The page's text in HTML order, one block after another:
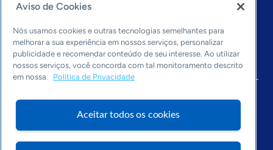
Economia & Política
Inovação & Tecnologia
Cultura empreendedora
Dados
Arquivo
Aviso de Cookies
Nós usamos cookies e outras tecnologias semelhantes para
melhorar a sua experiência em nossos serviços, personalizar
publicidade e recomendar conteúdo de seu interesse. Ao utilizar
nossos serviços, você concorda com tal monitoramento descrito
em nossa
Política de Privacidade
Aceitar todos os cookies